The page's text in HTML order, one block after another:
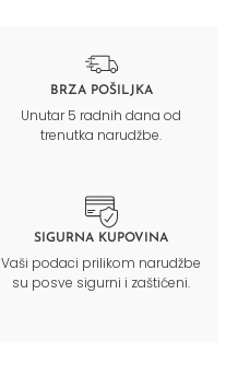
BRZA POŠILJKA
Unutar 5 radnih dana od
trenutka narudžbe.
SIGURNA KUPOVINA
Vaši podaci prilikom narudžbe
su posve sigurni i zaštićeni.